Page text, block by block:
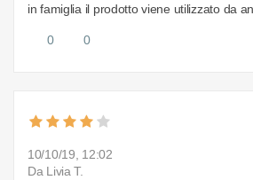
in famiglia il prodotto viene utilizzato da
0 0
10/10/19, 12:02
Da Livia T.